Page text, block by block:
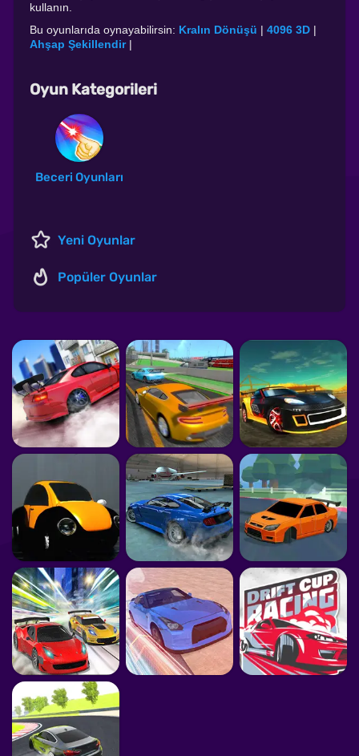
kullanın.
Bu oyunlarıda oynayabilirsin: Kralın Dönüşü | 4096 3D |
Ahşap Şekillendir|
Oyun Kategorileri
Beceri Oyunları
Yeni Oyunlar
Popüler Oyunlar